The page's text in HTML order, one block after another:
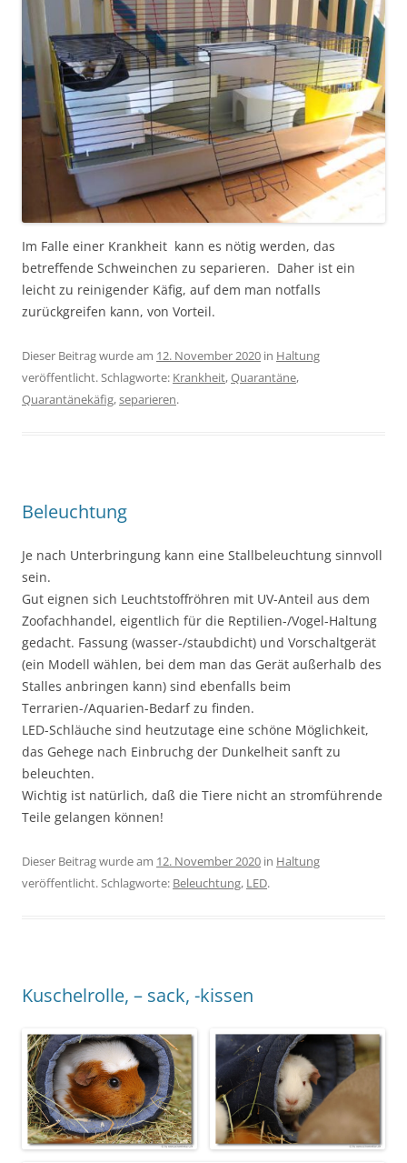
Im Falle einer Krankheit kann es nötig werden, das
betreffende Schweinchen zu separieren. Daher ist ein
leicht zu reinigender Käfig, auf dem man notfalls
zurückgreifen kann, von Vorteil.
Dieser Beitrag wurde am 12. November 2020 in Haltung
veröffentlicht. Schlagworte: Krankheit,Quarantäne,
Quarantänekäfig,separieren.
Beleuchtung
Je nach Unterbringung kann eine Stallbeleuchtung sinnvoll
sein.
Gut eignen sich Leuchtstoffröhren mit UV-Anteil aus dem
Zoofachhandel, eigentlich für die Reptilien-/Vogel-Haltung
gedacht. Fassung (wasser-/staubdicht) und Vorschaltgerät
(ein Modell wählen, bei dem man das Gerät außerhalb des
Stalles anbringen kann) sind ebenfalls beim
Terrarien-/Aquarien-Bedarf zu finden.
LED-Schläuche sind heutzutage eine schöne Möglichkeit,
das Gehege nach Einbruchg der Dunkelheit sanft zu
beleuchten.
Wichtig ist natürlich, daß die Tiere nicht an stromführende
Teile gelangen können!
Dieser Beitrag wurde am 12. November 2020 in Haltung
veröffentlicht. Schlagworte: Beleuchtung, LED.
Kuschelrolle, – sack, -kissen